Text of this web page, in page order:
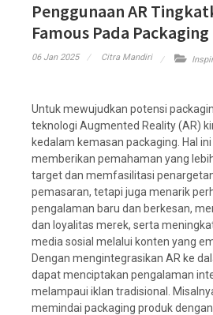
Penggunaan AR
Famous Pada
06 Jan 2025 Citra Mandiri
Untuk mewujudkan potensi
teknologi Augmented Reality (AR)
kedalam kemasan packaging. Hal
memberikan pemahaman yang
target dan memfasilitasi
pemasaran, tetapi juga menarik
pengalaman baru dan berkesan,
dan loyalitas merek, serta
media sosial melalui konten yang
Dengan mengintegrasikan AR ke
dapat menciptakan pengalaman
melampaui iklan tradisional.
memindai packaging produk